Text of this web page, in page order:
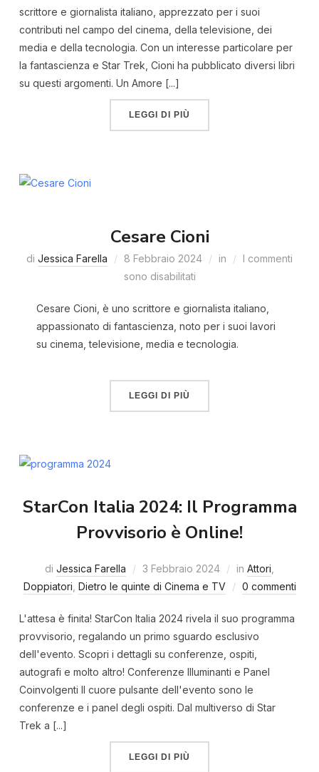
scrittore e giornalista italiano, apprezzato per i suoi
contributi nel campo del cinema, della televisione, dei
media e della tecnologia. Con un interesse particolare per
la fantascienza e Star Trek, Cioni ha pubblicato diversi libri
su questi argomenti. Un Amore [...]
LEGGI DI PIÙ
Cesare Cioni
di Jessica Farella 8 Febbraio 2024 in
I commenti
sono disabilitati
Cesare Cioni, è uno scrittore e giornalista italiano,
appassionato di fantascienza, noto per i suoi lavori
su cinema, televisione, media e tecnologia.
LEGGI DI PIÙ
StarCon Italia 2024: Il Programma
Provvisorio è Online!
di Jessica Farella 3 Febbraio 2024 in Attori
Doppiatori Dietro le quinte di Cinema e TV 0 commenti
L'attesa è finita! StarCon Italia 2024 rivela il suo programma
provvisorio, regalando un primo sguardo esclusivo
dell'evento. Scopri i dettagli su conferenze, ospiti,
autografi e molto altro! Conferenze Illuminanti e Panel
Coinvolgenti Il cuore pulsante dell'evento sono le
conferenze e i panel degli ospiti. Dal multiverso di Star
Trek a [...]
LEGGI DI PIÙ